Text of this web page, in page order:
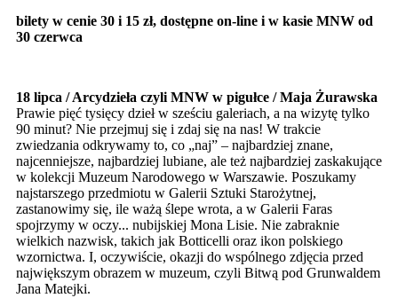
bilety w cenie 30 i 15 zł, dostępne on-line i w kasie MNW od
30 czerwca
18 lipca / Arcydzieła czyli MNW w pigułce / Maja Żurawska
Prawie pięć tysięcy dzieł w sześciu galeriach, a na wizytę tylko
90 minut? Nie przejmuj się i zdaj się na nas! W trakcie
zwiedzania odkrywamy to, co „naj” – najbardziej znane,
najcenniejsze, najbardziej lubiane, ale też najbardziej zaskakujące
w kolekcji Muzeum Narodowego w Warszawie. Poszukamy
najstarszego przedmiotu w Galerii Sztuki Starożytnej,
zastanowimy się, ile ważą ślepe wrota, a w Galerii Faras
spojrzymy w oczy... nubijskiej Mona Lisie. Nie zabraknie
wielkich nazwisk, takich jak Botticelli oraz ikon polskiego
wzornictwa. I, oczywiście, okazji do wspólnego zdjęcia przed
największym obrazem w muzeum, czyli Bitwą pod Grunwaldem
Jana Matejki.